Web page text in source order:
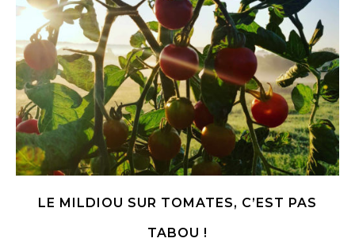
LE MILDIOU SUR TOMATES, C’EST PAS
TABOU !